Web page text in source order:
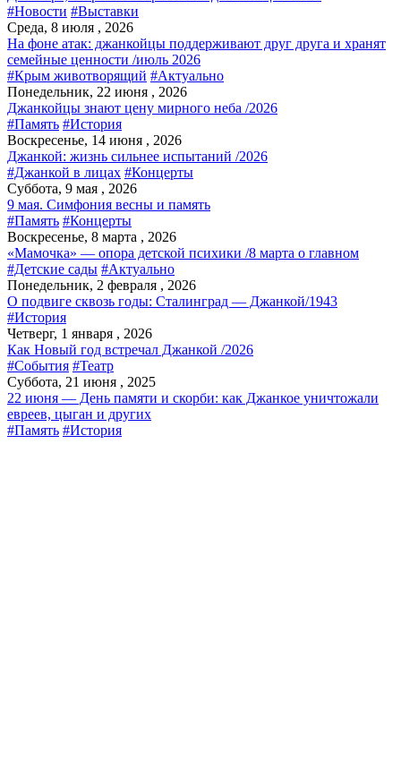
#Новости #Выставки
Среда, 8 июля , 2026
На фоне атак: джанкойцы поддерживают друг друга и хранят
семейные ценности /июль 2026
#Крым животворящий #Актуально
Понедельник, 22 июня , 2026
Джанкойцы знают цену мирного неба /2026
#Память #История
Воскресенье, 14 июня , 2026
Джанкой: жизнь сильнее испытаний /2026
#Джанкой в лицах #Концерты
Суббота, 9 мая , 2026
9 мая. Симфония весны и память
#Память #Концерты
Воскресенье, 8 марта , 2026
«Мамочка» — опора детской психики /8 марта о главном
#Детские сады #Актуально
Понедельник, 2 февраля , 2026
О подвиге сквозь годы: Сталинград — Джанкой/1943
#История
Четверг, 1 января , 2026
Как Новый год встречал Джанкой /2026
#События #Театр
Суббота, 21 июня , 2025
22 июня — День памяти и скорби: как Джанкое уничтожали
евреев, цыган и других
#Память #История